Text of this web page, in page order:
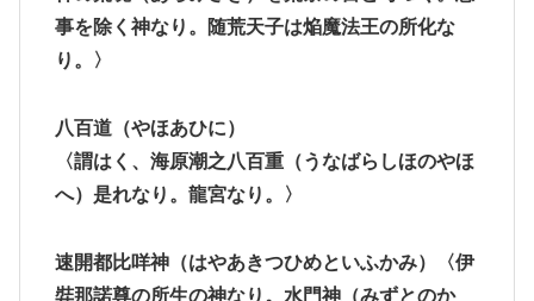
事を除く神なり。随荒天子は焔魔法王の所化な
り。〉
八百道（やほあひに）
〈謂はく、海原潮之八百重（うなばらしほのやほ
へ）是れなり。龍宮なり。〉
速開都比咩神（はやあきつひめといふかみ）〈伊
弉那諾尊の所生の神なり。水門神（みずとのか